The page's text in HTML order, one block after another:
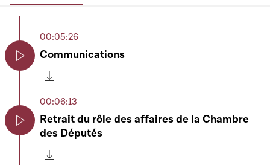
00:05:26
Communications
00:06:13
Retrait du rôle des affaires de la Chambre
des Députés